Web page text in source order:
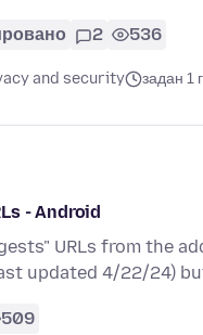
2 536
and security задан 1
- Android
URLs from the
updated 4/22/24)
509